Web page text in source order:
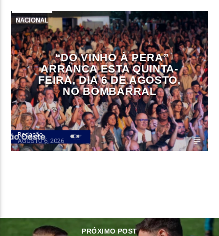
NACIONAL
“DO VINHO À PERA”
ARRANCA ESTA QUINTA-
FEIRA, DIA 6 DE AGOSTO,
NO BOMBARRAL
Redação
AGOSTO 6, 2026
PRÓXIMO POST